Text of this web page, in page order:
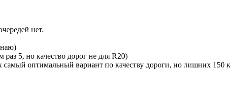
нет.
5, но качество дорог не для R20)
оптимальный вариант по качеству дороги, но лишних 150